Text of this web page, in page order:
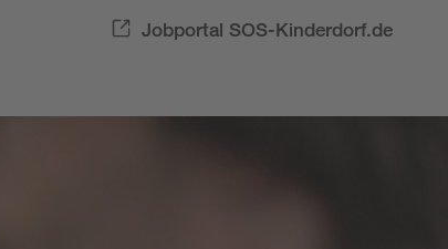
Jobportal SOS-Kinderdorf.de